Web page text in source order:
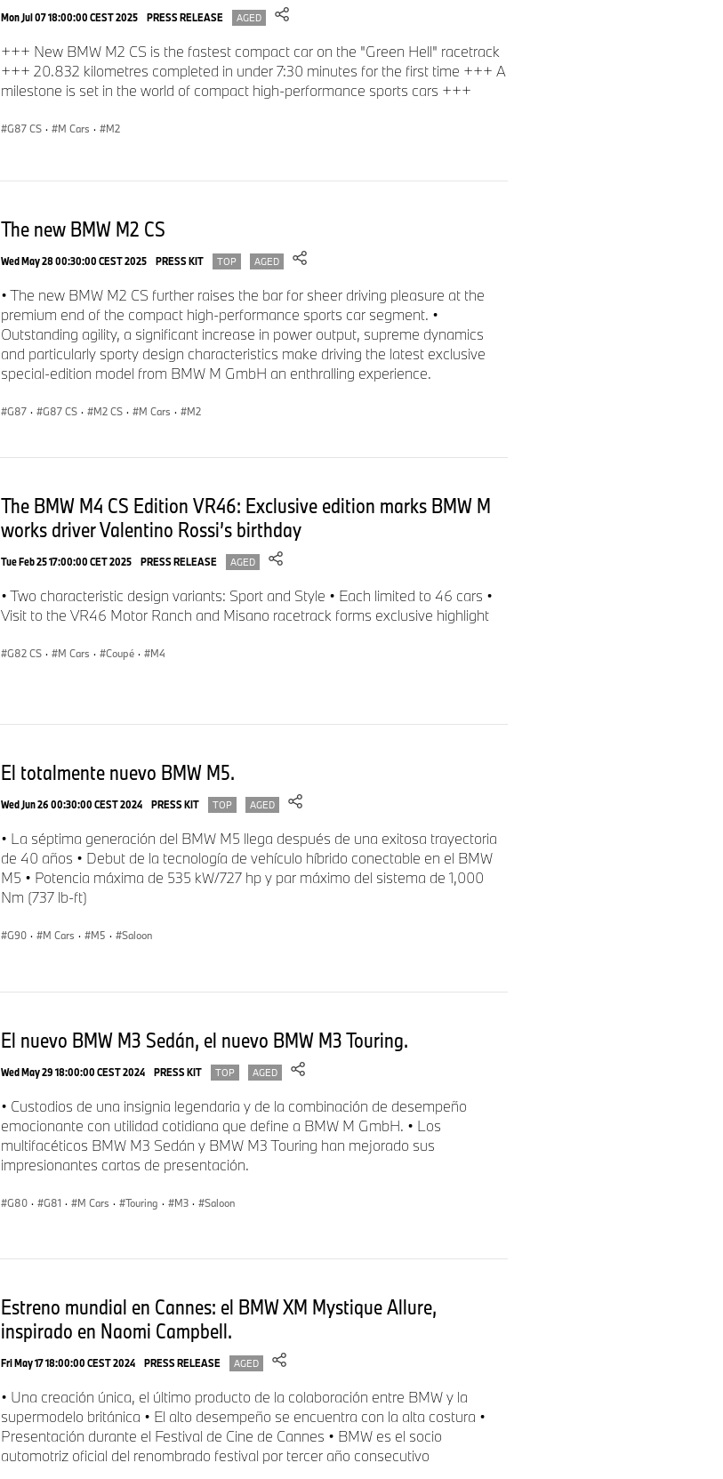
Mon Jul 07 18:00:00 CEST 2025 PRESS RELEASE AGED
+++ New BMW M2 CS is the fastest compact car on the "Green Hell" racetrack
+++ 20.832 kilometres completed in under 7:30 minutes for the first time +++ A
milestone is set in the world of compact high-performance sports cars +++
G87 CS · M Cars · M2
The new BMW M2 CS
Wed May 28 00:30:00 CEST 2025 PRESS KIT TOP AGED
• The new BMW M2 CS further raises the bar for sheer driving pleasure at the
premium end of the compact high-performance sports car segment. •
Outstanding agility, a significant increase in power output, supreme dynamics
and particularly sporty design characteristics make driving the latest exclusive
special-edition model from BMW M GmbH an enthralling experience.
G87 · G87 CS · M2 CS · M Cars · M2
The BMW M4 CS Edition VR46: Exclusive edition marks BMW M
works driver Valentino Rossi’s birthday
Tue Feb 25 17:00:00 CET 2025 PRESS RELEASE AGED
• Two characteristic design variants: Sport and Style • Each limited to 46 cars •
Visit to the VR46 Motor Ranch and Misano racetrack forms exclusive highlight
G82 CS · M Cars · Coupé · M4
El totalmente nuevo BMW M5.
Wed Jun 26 00:30:00 CEST 2024 PRESS KIT TOP AGED
• La séptima generación del BMW M5 llega después de una exitosa trayectoria
de 40 años • Debut de la tecnología de vehículo híbrido conectable en el BMW
M5 • Potencia máxima de 535 kW/727 hp y par máximo del sistema de 1,000
Nm (737 lb-ft)
G90 · M Cars · M5 · Saloon
El nuevo BMW M3 Sedán, el nuevo BMW M3 Touring.
Wed May 29 18:00:00 CEST 2024 PRESS KIT TOP AGED
• Custodios de una insignia legendaria y de la combinación de desempeño
emocionante con utilidad cotidiana que define a BMW M GmbH. • Los
multifacéticos BMW M3 Sedán y BMW M3 Touring han mejorado sus
impresionantes cartas de presentación.
G80 · G81 · M Cars · Touring · M3 · Saloon
Estreno mundial en Cannes: el BMW XM Mystique Allure,
inspirado en Naomi Campbell.
Fri May 17 18:00:00 CEST 2024 PRESS RELEASE AGED
• Una creación única, el último producto de la colaboración entre BMW y la
supermodelo británica • El alto desempeño se encuentra con la alta costura •
Presentación durante el Festival de Cine de Cannes • BMW es el socio
automotriz oficial del renombrado festival por tercer año consecutivo